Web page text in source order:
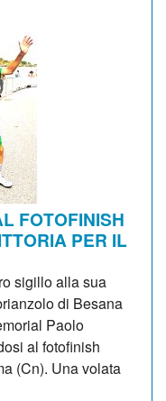
FOTOFINISH
PER IL
sigillo alla sua
di Besana
Paolo
al fotofinish
(Cn). Una volata